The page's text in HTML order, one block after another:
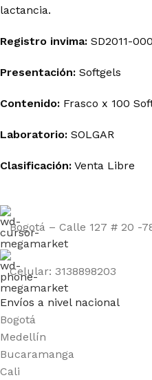
lactancia.
Registro invima: SD2011-
Presentación: Softgels
Contenido: Frasco x 100
Laboratorio: SOLGAR
Clasificación: Venta Libre
Bogotá – Calle 127 # 20 -
Celular: 3138898203
Envíos a nivel nacional
Bogotá
Medellín
Bucaramanga
Cali